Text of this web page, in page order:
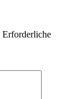
Erforderliche